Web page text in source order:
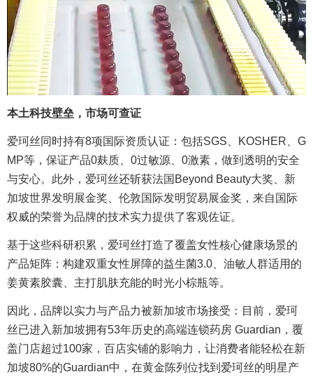
本土科技壁垒 ， 市场可查证
爱珂丝同时持有8项国际资质认证：包括SGS、KOSHER、G
MP等，保证产品0麸质、0过敏源、0激素，做到透明的安全
与安心。此外，爱珂丝还斩获法国Beyond Beauty大奖、新
加坡世界发明展金奖、伦敦国际发明贸易展金奖，来自国际
权威的荣誉为品牌的技术实力提供了客观佐证。
基于这些科研积累，爱珂丝打造了覆盖女性核心健康场景的
产品矩阵：构建双重女性屏障的益生菌3.0、油敏人群适用的
姜黄素胶囊、主打肌肤充能的时光小棕瓶等。
因此，品牌以实力与产品力被新加坡市场接受：目前，爱珂
丝已进入新加坡拥有53年历史的高端连锁药房 Guardian，覆
盖门店超过100家，百店实铺的影响力，让消费者能轻松在新
加坡80%的Guardian中，在黄金陈列位找到爱珂丝的明星产